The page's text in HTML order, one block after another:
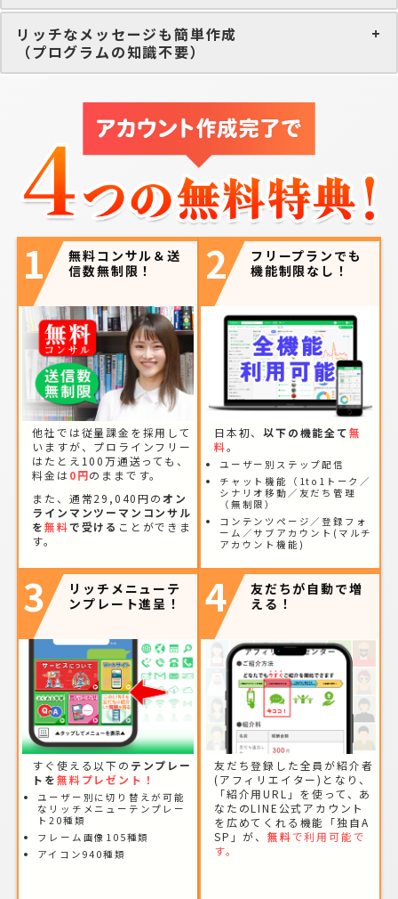
リッチなメッセージも簡単作成
（プログラムの知識不要）
1
無料コンサル＆送
信数無制限！
他社では従量課金を採用して
いますが、プロラインフリー
はたとえ100万通送っても、
料金は 0円のままです。
また、通常29,040円のオン
ラインマンツーマンコンサル
を無料で受ける ことができま
す。
2
フリープランでも
機能制限なし！
日本初、以下の機能全て無
料。
ユーザー別ステップ配信
チャット機能（1to1トーク／
シナリオ移動／友だち管理
（無制限）
コンテンツページ／登録フォ
ーム／サブアカウント(マルチ
アカウント機能)
3
リッチメニューテ
ンプレート進呈！
すぐ使える以下の テンプレー
トを無料プレゼント！
ユーザー別に切り替えが可能
なリッチメニューテンプレー
ト20種類
フレーム画像105種類
アイコン940種類
4
友だちが自動で増
える！
友だち登録した全員が紹介者
(アフィリエイター)となり、
「紹介用URL」を使って、あ
なたのLINE公式アカウント
を広めてくれる機能「独自A
SP」が、 無料で利用可能で
す。